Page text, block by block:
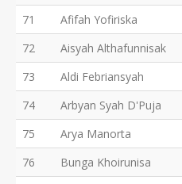
71
Afifah Yofiriska
72
Aisyah Althafunnisak
73
Aldi Febriansyah
74
Arbyan Syah D'Puja
75
Arya Manorta
76
Bunga Khoirunisa